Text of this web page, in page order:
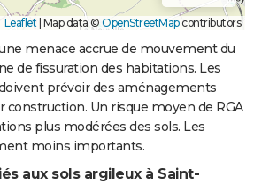
Leaflet Map data © OpenStreetMapcontributors
menace accrue de mouvement du
de fissuration des habitations. Les
prévoir des aménagements
construction. Un risque moyen de RGA
plus modérées des sols. Les
moins importants.
aux sols argileux à Saint-